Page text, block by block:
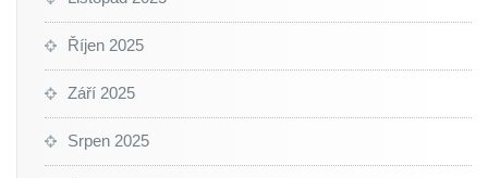
Říjen 2025
Září 2025
Srpen 2025